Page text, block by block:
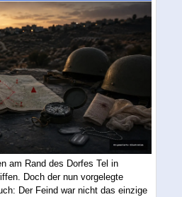
am Rand des Dorfes Tel in
Doch der nun vorgelegte
Der Feind war nicht das einzige